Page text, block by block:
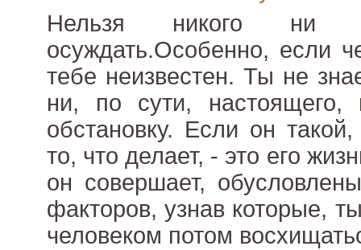
Нельзя никого ни
осуждать.Особенно, если
тебе неизвестен. Ты не
ни, по сути,
обстановку. Если он
то, что делает, - это его
он совершает,
факторов, узнав которые,
человеком потом